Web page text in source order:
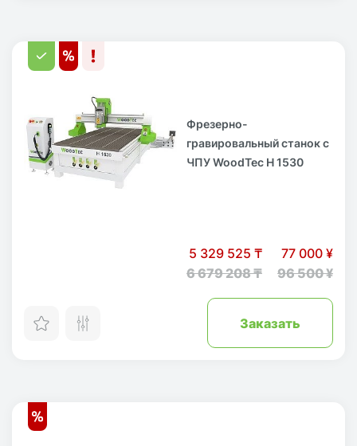
Фрезерно-
гравировальный станок с
ЧПУ WoodTec H 1530
5 329 525 ₸
6 679 208 ₸
77 000 ¥
96 500 ¥
Заказать